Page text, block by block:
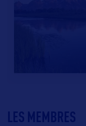
LES MEMBRES